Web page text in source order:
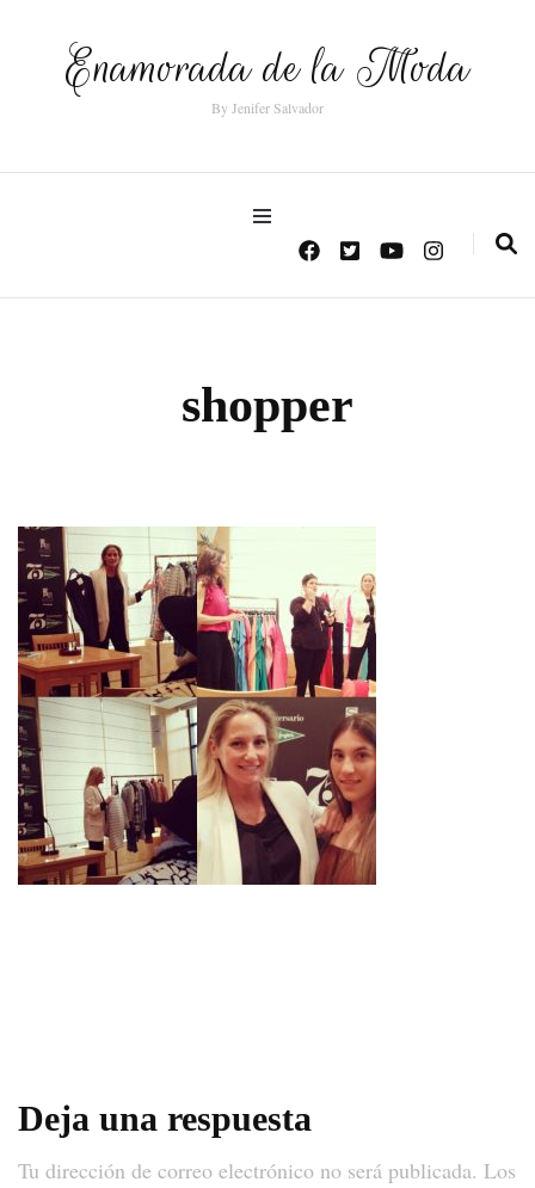
Enamorada de la Moda
By Jenifer Salvador
shopper
Deja una respuesta
Tu dirección de correo electrónico no será publicada. Los